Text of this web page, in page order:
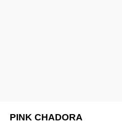
PINK CHADORA